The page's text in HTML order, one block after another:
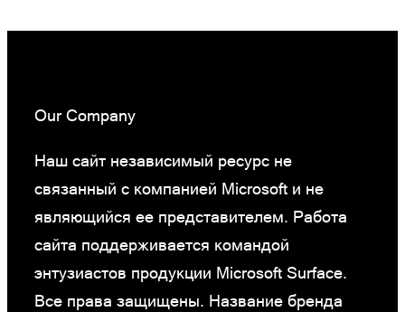
Our Company
Наш сайт независимый ресурс не
связанный с компанией Microsoft и не
являющийся ее представителем. Работа
сайта поддерживается командой
энтузиастов продукции Microsoft Surface.
Все права защищены. Название бренда